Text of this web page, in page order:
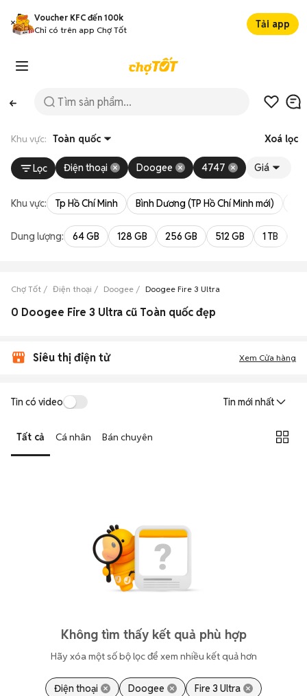
Voucher KFC đến 100k
Chỉ có trên app Chợ Tốt
Tải app
Khu vực: Toàn quốc Xoá lọc
Lọc Điện thoại Doogee 4747 Giá
Khu vực: Tp Hồ Chí Minh Bình Dương (TP Hồ Chí Minh mới)
Dung lượng: 64 GB 128 GB 256 GB 512 GB 1 TB
Chợ Tốt Điện thoại Doogee Doogee Fire 3 Ultra
0 Doogee Fire 3 Ultra cũ Toàn quốc đẹp
Siêu thị điện tử Xem Cửa hàng
Tin có video Tin mới nhất
Tất cả Cá nhân Bán chuyên
Không tìm thấy kết quả phù hợp
Hãy xóa một số bộ lọc để xem nhiều kết quả hơn
Điện thoại Doogee Fire 3 Ultra